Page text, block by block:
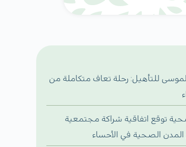
للتأهيل: رحلة تعاف متكاملة من
توقع اتفاقية شراكة مجتمعية
المدن الصحية في الأحساء